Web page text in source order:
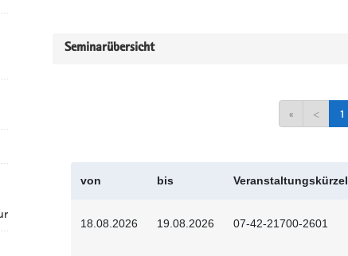
Seminarübersicht
« < 1
von bis Veranstaltungskürzel
18.08.2026 19.08.2026 07-42-21700-2601